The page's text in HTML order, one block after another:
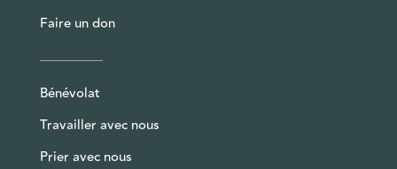
Faire un don
Bénévolat
Travailler avec nous
Prier avec nous